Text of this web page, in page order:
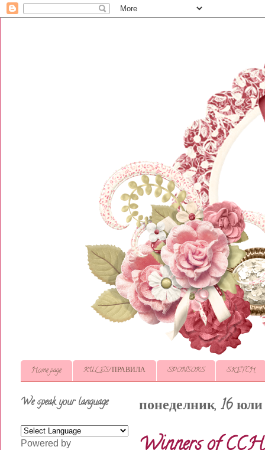
Home page RULES/ ПРАВИЛА SPONSORS SKETCH
понеделник, 16 юли
We speak your language
Powered by